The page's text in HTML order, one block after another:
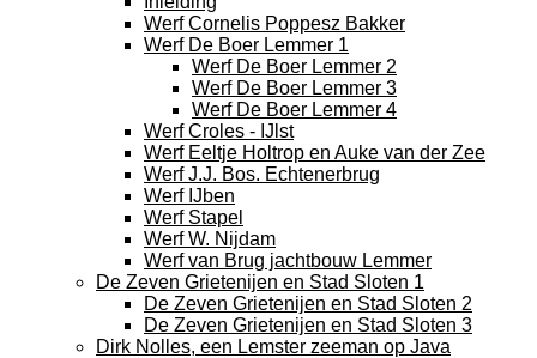
Werf Cornelis Poppesz Bakker
Werf De Boer Lemmer 1
Werf De Boer Lemmer 2
Werf De Boer Lemmer 3
Werf De Boer Lemmer 4
Werf Croles - IJlst
Werf Eeltje Holtrop en Auke van der Zee
Werf J.J. Bos. Echtenerbrug
Werf IJben
Werf Stapel
Werf W. Nijdam
Werf van Brug jachtbouw Lemmer
De Zeven Grietenijen en Stad Sloten 1
De Zeven Grietenijen en Stad Sloten 2
De Zeven Grietenijen en Stad Sloten 3
Dirk Nolles, een Lemster zeeman op Java